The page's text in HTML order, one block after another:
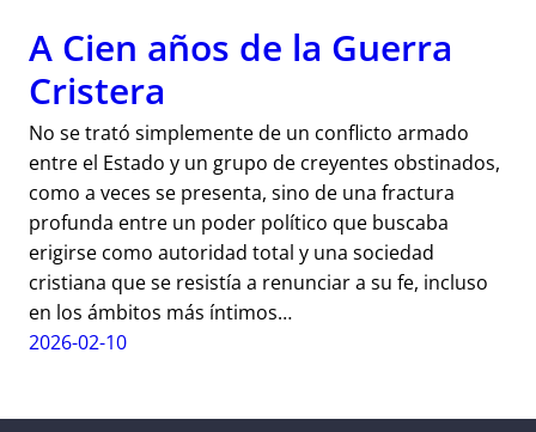
A Cien años de la Guerra
Cristera
No se trató simplemente de un conflicto armado
entre el Estado y un grupo de creyentes obstinados,
como a veces se presenta, sino de una fractura
profunda entre un poder político que buscaba
erigirse como autoridad total y una sociedad
cristiana que se resistía a renunciar a su fe, incluso
en los ámbitos más íntimos…
2026-02-10